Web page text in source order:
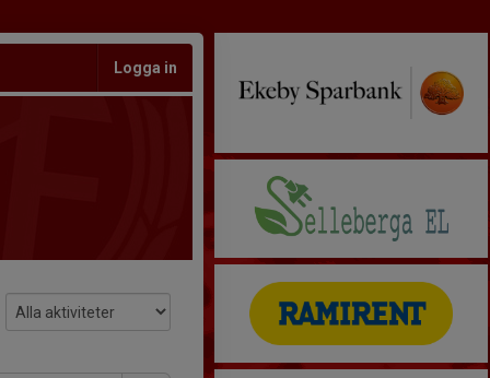
Logga in